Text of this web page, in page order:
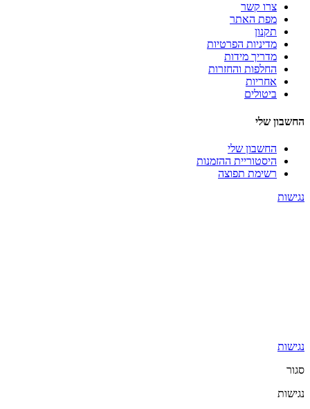
צרו קשר
מפת האתר
תקנון
מדיניות הפרטיות
מדריך מידות
החלפות והחזרות
אחריות
ביטולים
החשבון שלי
החשבון שלי
היסטוריית ההזמנות
רשימת תפוצה
נגישות
נגישות
סגור
נגישות